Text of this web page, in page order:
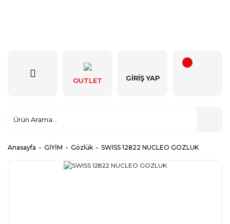
OUTLET GIRIŞ YAP
Anasayfa GİYİM Gözlük SWISS 12822 NUCLEO GOZLUK